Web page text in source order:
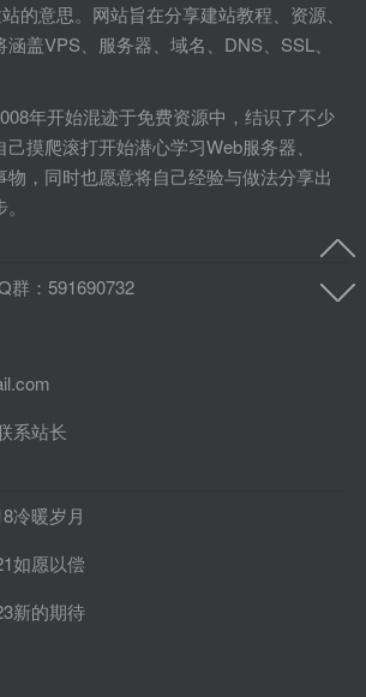
的意思。网站旨在分享建站教程、资源、
盖VPS、服务器、域名、DNS、SSL、
年开始混迹于免费资源中，结识了不少
摸爬滚打开始潜心学习Web服务器、
，同时也愿意将自己经验与做法分享出
群：591690732
系站长
冷暖岁月
如愿以偿
新的期待